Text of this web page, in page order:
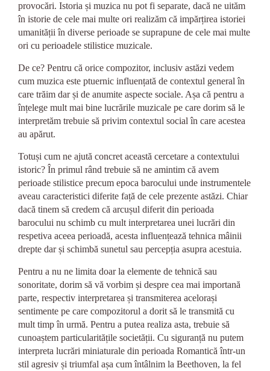
provocări. Istoria și muzica nu pot fi separate, dacă ne uităm
în istorie de cele mai multe ori realizăm că impărțirea istoriei
umanității în diverse perioade se suprapune de cele mai multe
ori cu perioadele stilistice muzicale.
De ce? Pentru că orice compozitor, inclusiv astăzi vedem
cum muzica este ptuernic influențată de contextul general în
care trăim dar și de anumite aspecte sociale. Așa că pentru a
înțelege mult mai bine lucrările muzicale pe care dorim să le
interpretăm trebuie să privim contextul social în care acestea
au apărut.
Totuși cum ne ajută concret această cercetare a contextului
istoric? În primul rând trebuie să ne amintim că avem
perioade stilistice precum epoca barocului unde instrumentele
aveau caracteristici diferite față de cele prezente astăzi. Chiar
dacă tinem să credem că arcușul diferit din perioada
barocului nu schimb cu mult interpretarea unei lucrări din
respetiva aceea perioadă, acesta influențează tehnica mâinii
drepte dar și schimbă sunetul sau percepția asupra acestuia.
Pentru a nu ne limita doar la elemente de tehnică sau
sonoritate, dorim să vă vorbim și despre cea mai importană
parte, respectiv interpretarea și transmiterea acelorași
sentimente pe care compozitorul a dorit să le transmită cu
mult timp în urmă. Pentru a putea realiza asta, trebuie să
cunoaștem particularitățile societății. Cu siguranță nu putem
interpreta lucrări miniaturale din perioada Romantică într-un
stil agresiv și triumfal așa cum întâlnim la Beethoven, la fel